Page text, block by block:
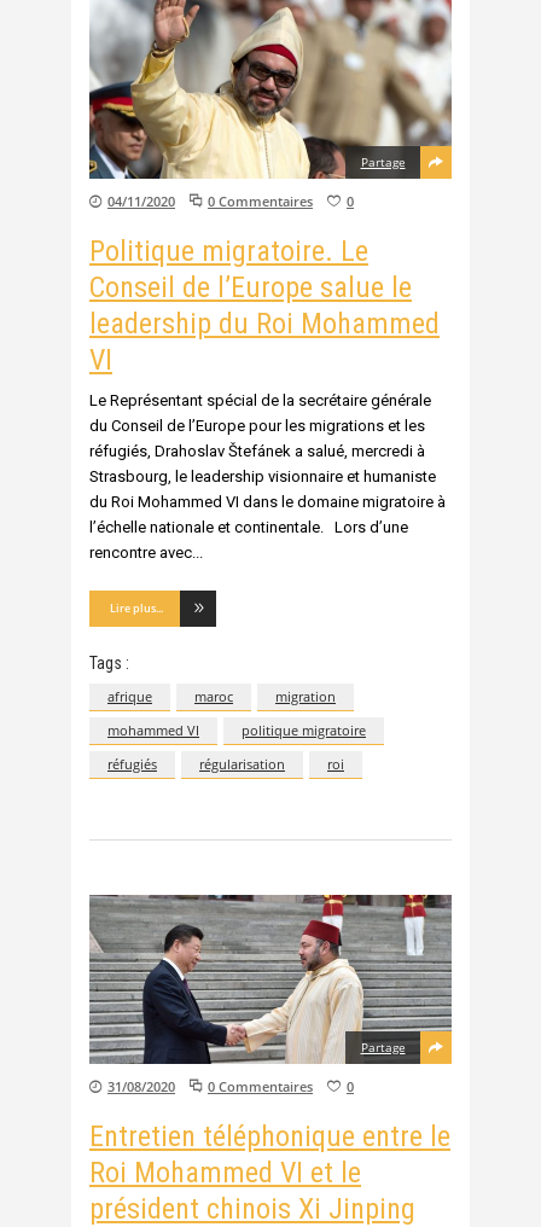
Partage
04/11/2020 0 Commentaires 0
Politique migratoire. Le
Conseil de l’Europe salue le
leadership du Roi Mohammed
VI
Le Représentant spécial de la secrétaire générale
du Conseil de l’Europe pour les migrations et les
réfugiés, Drahoslav Štefánek a salué, mercredi à
Strasbourg, le leadership visionnaire et humaniste
du Roi Mohammed VI dans le domaine migratoire à
l’échelle nationale et continentale. Lors d’une
rencontre avec
Lire plus...
Tags :
afrique maroc
migration
mohammed VI
politique migratoire
réfugiés
régularisation roi
Partage
31/08/2020 0 Commentaires 0
Entretien téléphonique entre le
Roi Mohammed VI et le
président chinois Xi Jinping